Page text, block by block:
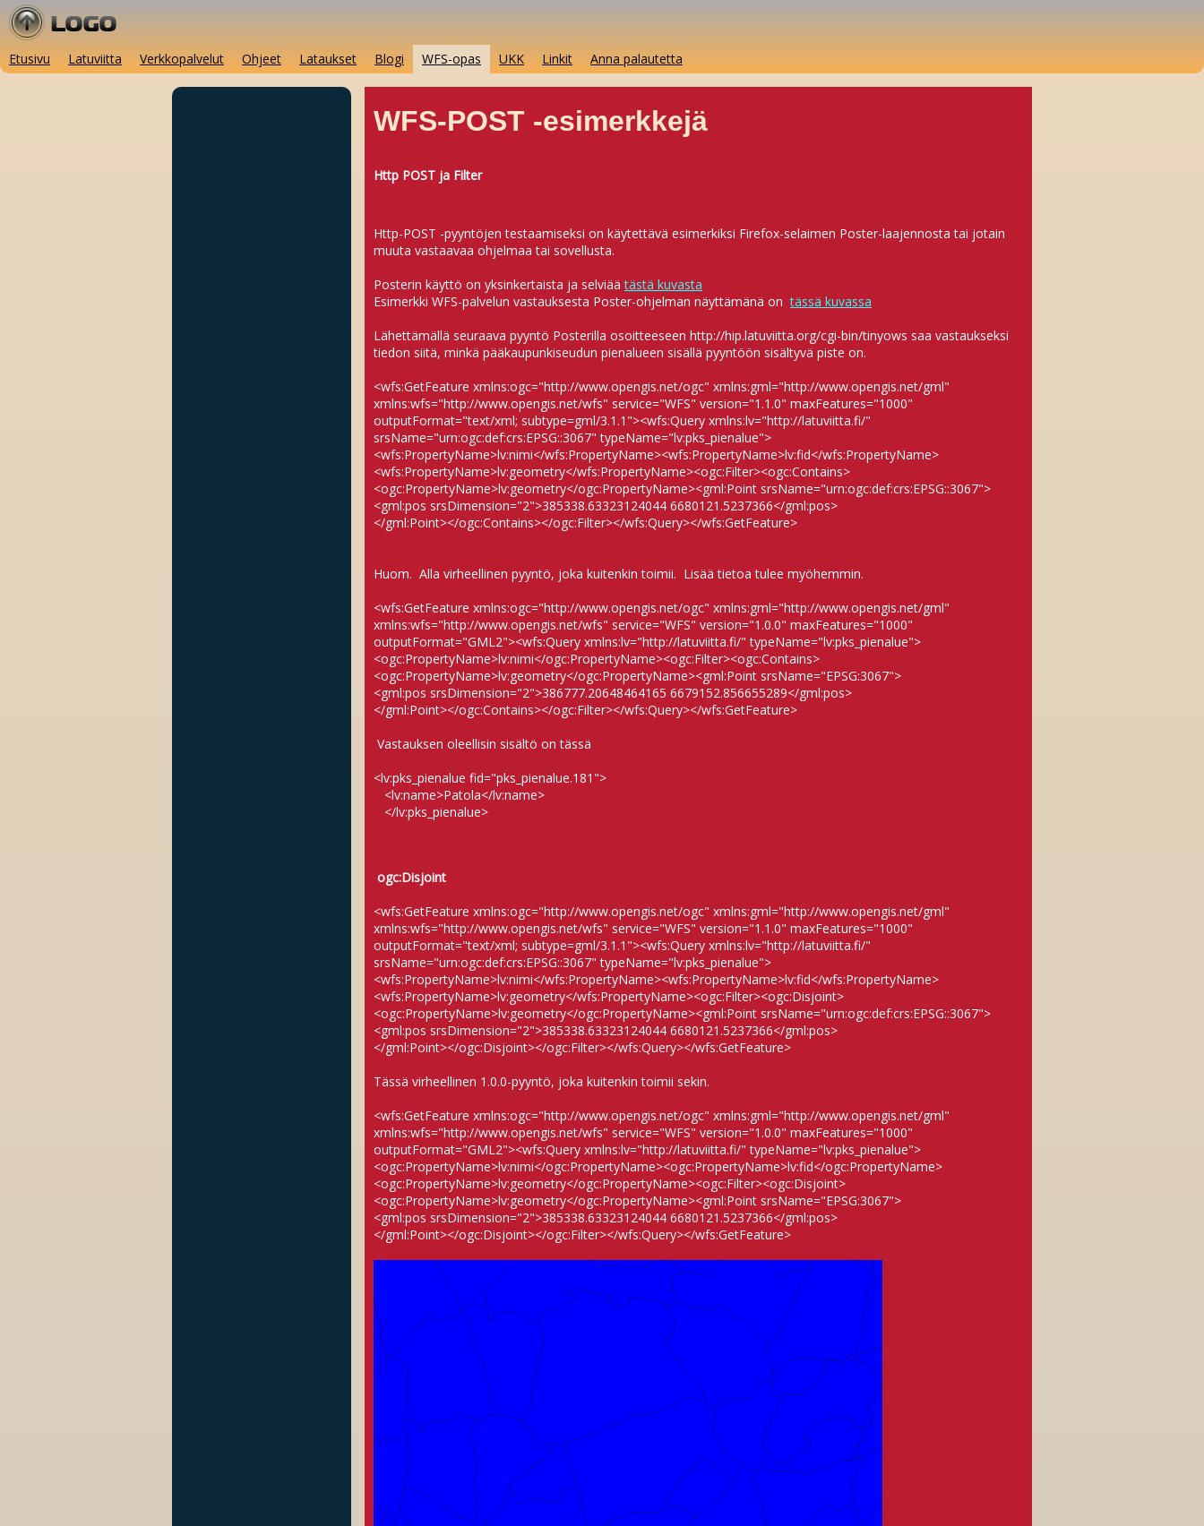
Etusivu Latuviitta Verkkopalvelut Ohjeet Lataukset Blogi WFS-opas UKK Linkit Anna palautetta
WFS-POST -esimerkkejä
Http POST ja Filter
Http-POST -pyyntöjen testaamiseksi on käytettävä esimerkiksi Firefox-selaimen Poster-laajennosta tai jotain
muuta vastaavaa ohjelmaa tai sovellusta.
Posterin käyttö on yksinkertaista ja selviäätästä kuvasta
Esimerkki WFS-palvelun vastauksesta Poster-ohjelman näyttämänä ontässä kuvassa
Lähettämällä seuraava pyyntö Posterilla osoitteeseen http://hip.latuviitta.org/cgi-bin/tinyows saa vastaukseksi
tiedon siitä, minkä pääkaupunkiseudun pienalueen sisällä pyyntöön sisältyvä piste on.
<wfs:GetFeature xmlns:ogc="http://www.opengis.net/ogc" xmlns:gml="http://www.opengis.net/gml"
xmlns:wfs="http://www.opengis.net/wfs" service="WFS" version="1.1.0" maxFeatures="1000"
outputFormat="text/xml; subtype=gml/3.1.1"><wfs:Query xmlns:lv="http://latuviitta.fi/"
srsName="urn:ogc:def:crs:EPSG::3067" typeName="lv:pks_pienalue">
<wfs:PropertyName>lv:nimi</wfs:PropertyName><wfs:PropertyName>lv:fid</wfs:PropertyName>
<wfs:PropertyName>lv:geometry</wfs:PropertyName><ogc:Filter><ogc:Contains>
<ogc:PropertyName>lv:geometry</ogc:PropertyName><gml:Point srsName="urn:ogc:def:crs:EPSG::3067">
<gml:pos srsDimension="2">385338.63323124044 6680121.5237366</gml:pos>
</gml:Point></ogc:Contains></ogc:Filter></wfs:Query></wfs:GetFeature>
Huom. Alla virheellinen pyyntö, joka kuitenkin toimii. Lisää tietoa tulee myöhemmin.
<wfs:GetFeature xmlns:ogc="http://www.opengis.net/ogc" xmlns:gml="http://www.opengis.net/gml"
xmlns:wfs="http://www.opengis.net/wfs" service="WFS" version="1.0.0" maxFeatures="1000"
outputFormat="GML2"><wfs:Query xmlns:lv="http://latuviitta.fi/" typeName="lv:pks_pienalue">
<ogc:PropertyName>lv:nimi</ogc:PropertyName><ogc:Filter><ogc:Contains>
<ogc:PropertyName>lv:geometry</ogc:PropertyName><gml:Point srsName="EPSG:3067">
<gml:pos srsDimension="2">386777.20648464165 6679152.856655289</gml:pos>
</gml:Point></ogc:Contains></ogc:Filter></wfs:Query></wfs:GetFeature>
Vastauksen oleellisin sisältö on tässä
<lv:pks_pienalue fid="pks_pienalue.181">
<lv:name>Patola</lv:name>
</lv:pks_pienalue>
ogc:Disjoint
<wfs:GetFeature xmlns:ogc="http://www.opengis.net/ogc" xmlns:gml="http://www.opengis.net/gml"
xmlns:wfs="http://www.opengis.net/wfs" service="WFS" version="1.1.0" maxFeatures="1000"
outputFormat="text/xml; subtype=gml/3.1.1"><wfs:Query xmlns:lv="http://latuviitta.fi/"
srsName="urn:ogc:def:crs:EPSG::3067" typeName="lv:pks_pienalue">
<wfs:PropertyName>lv:nimi</wfs:PropertyName><wfs:PropertyName>lv:fid</wfs:PropertyName>
<wfs:PropertyName>lv:geometry</wfs:PropertyName><ogc:Filter><ogc:Disjoint>
<ogc:PropertyName>lv:geometry</ogc:PropertyName><gml:Point srsName="urn:ogc:def:crs:EPSG::3067">
<gml:pos srsDimension="2">385338.63323124044 6680121.5237366</gml:pos>
</gml:Point></ogc:Disjoint></ogc:Filter></wfs:Query></wfs:GetFeature>
Tässä virheellinen 1.0.0-pyyntö, joka kuitenkin toimii sekin.
<wfs:GetFeature xmlns:ogc="http://www.opengis.net/ogc" xmlns:gml="http://www.opengis.net/gml"
xmlns:wfs="http://www.opengis.net/wfs" service="WFS" version="1.0.0" maxFeatures="1000"
outputFormat="GML2"><wfs:Query xmlns:lv="http://latuviitta.fi/" typeName="lv:pks_pienalue">
<ogc:PropertyName>lv:nimi</ogc:PropertyName><ogc:PropertyName>lv:fid</ogc:PropertyName>
<ogc:PropertyName>lv:geometry</ogc:PropertyName><ogc:Filter><ogc:Disjoint>
<ogc:PropertyName>lv:geometry</ogc:PropertyName><gml:Point srsName="EPSG:3067">
<gml:pos srsDimension="2">385338.63323124044 6680121.5237366</gml:pos>
</gml:Point></ogc:Disjoint></ogc:Filter></wfs:Query></wfs:GetFeature>